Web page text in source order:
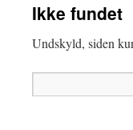
Ikke fundet
Undskyld, siden
efter: